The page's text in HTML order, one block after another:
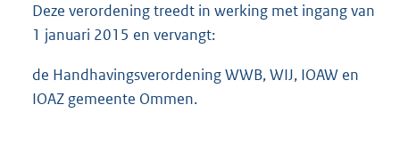
Deze verordening treedt in werking met ingang van
1 januari 2015 en vervangt:
de Handhavingsverordening WWB, WIJ, IOAW en
IOAZ gemeente Ommen.